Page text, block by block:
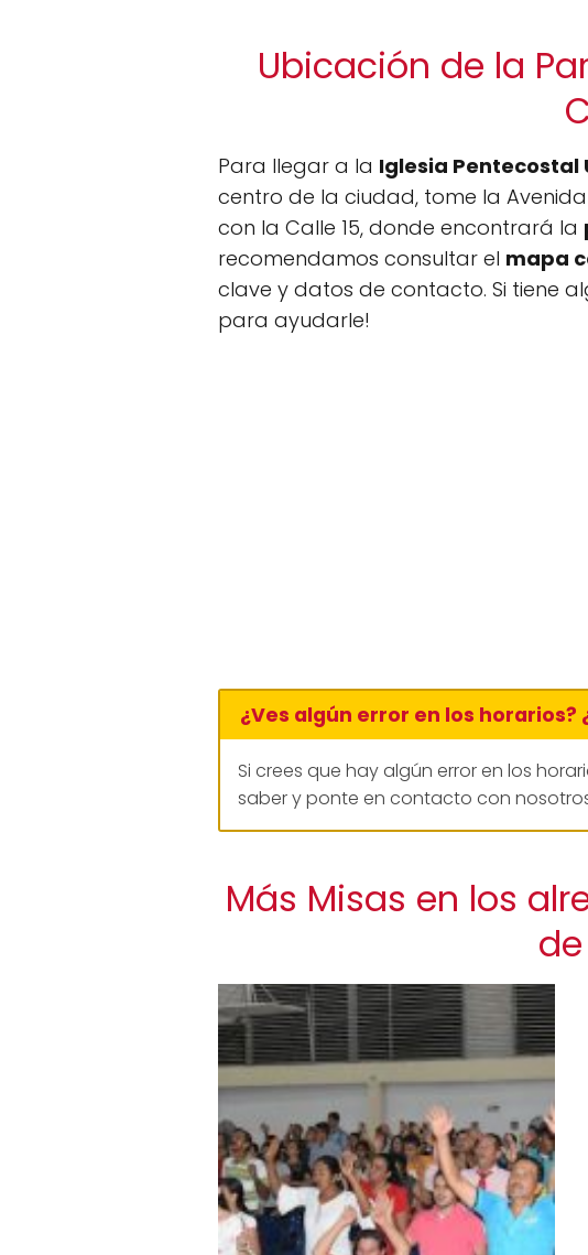
Ubicación de la
Para llegar a la Iglesia Pentecostal
centro de la ciudad, tome la
con la Calle 15, donde encontrará la
recomendamos consultar el mapa
clave y datos de contacto. Si tiene
para ayudarle!
¿Ves algún error en los
Si crees que hay algún error en los
saber y ponte en contacto con
Más Misas en los